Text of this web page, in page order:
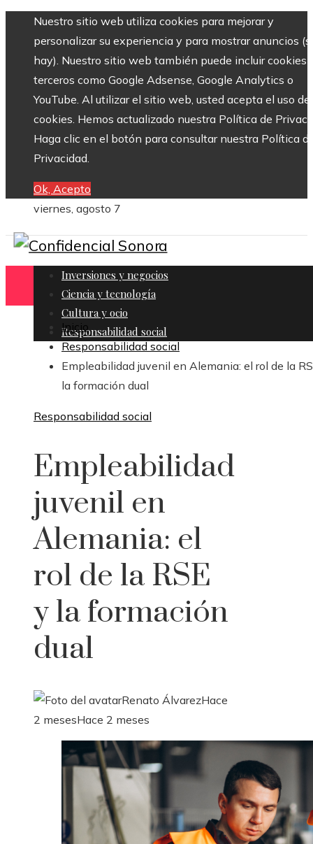
Nuestro sitio web utiliza cookies para mejorar y
personalizar su experiencia y para mostrar anuncios
hay). Nuestro sitio web también puede incluir cookies
terceros como Google Adsense, Google Analytics o
YouTube. Al utilizar el sitio web, usted acepta el uso de
cookies. Hemos actualizado nuestra Política de
Haga clic en el botón para consultar nuestra Política
Privacidad.
Ok, Acepto
viernes, agosto 7
Inversiones y negocios
Ciencia y tecnología
Cultura y ocio
Responsabilidad social
Inicio
Responsabilidad social
Empleabilidad juvenil en Alemania: el rol de la
la formación dual
Responsabilidad social
Empleabilidad
juvenil en
Alemania: el
rol de la RSE
y la formación
dual
Renato ÁlvarezHace
2 mesesHace 2 meses